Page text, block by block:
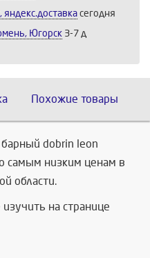
сегодня
Югорск 3-7 д
Похожие товары
dobrin leon
самым низким ценам в
области.
на странице